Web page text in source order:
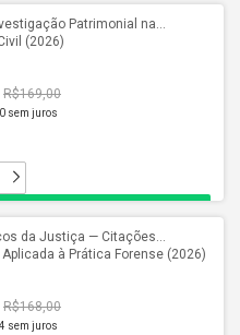
Patrimonial na
(2026)
R$169,00
sem juros
da Justiça — Citações
à Prática Forense (2026)
R$168,00
sem juros